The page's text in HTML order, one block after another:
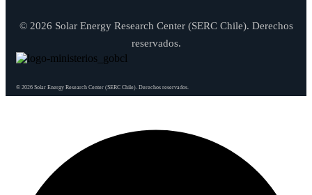
© 2026 Solar Energy Research Center (SERC Chile). Derechos
reservados.
© 2026 Solar Energy Research Center (SERC Chile). Derechos reservados.